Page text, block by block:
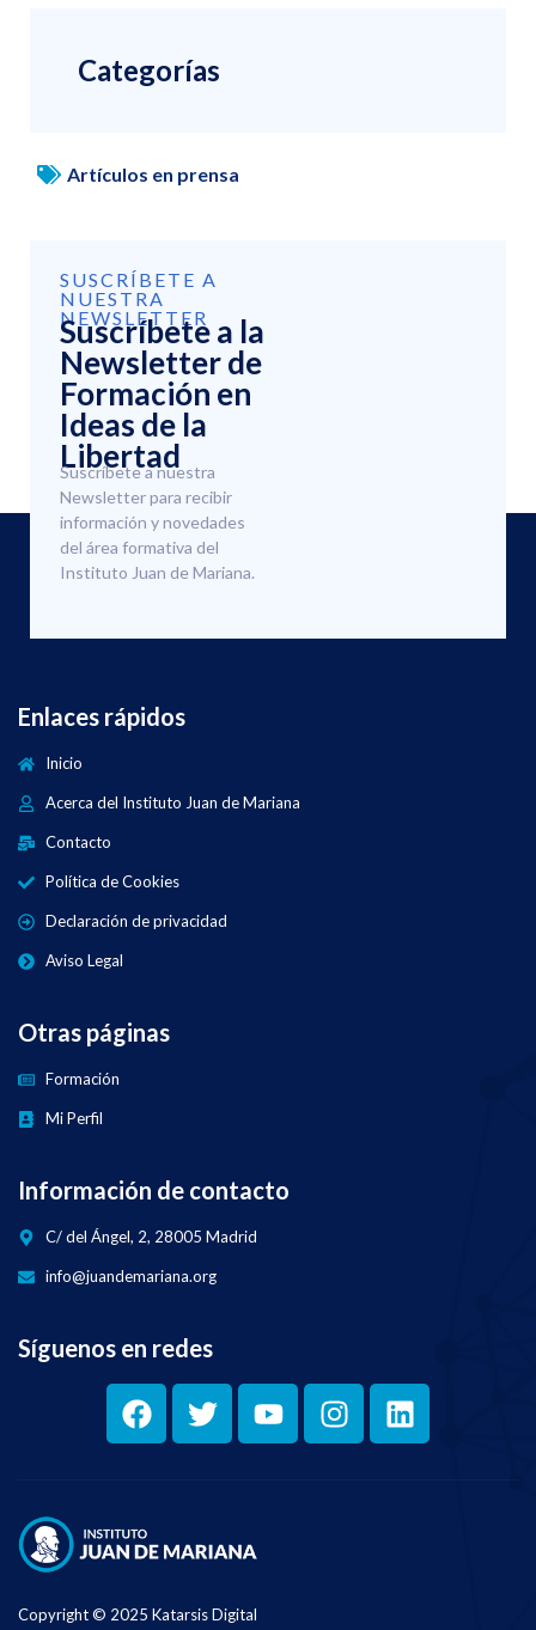
Categorías
Artículos en prensa
SUSCRÍBETE A
NUESTRA
NEWSLETTER
Suscríbete a la
Newsletter de
Formación en
Ideas de la
Libertad
Suscríbete a nuestra
Newsletter para recibir
información y novedades
del área formativa del
Instituto Juan de Mariana.
Enlaces rápidos
Inicio
Acerca del Instituto Juan de Mariana
Contacto
Política de Cookies
Declaración de privacidad
Aviso Legal
Otras páginas
Formación
Mi Perfil
Información de contacto
C/ del Ángel, 2, 28005 Madrid
info@juandemariana.org
Síguenos en redes
Copyright © 2025 Katarsis Digital